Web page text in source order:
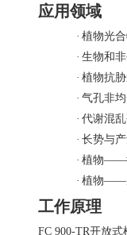
应用领域
· 植物光
· 生物和
· 植物抗
· 气孔非
· 代谢混
· 长势与
· 植物——
· 植物——
工作原理
FC 900-TR开放式